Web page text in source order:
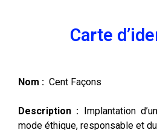
Carte
Nom : Cent Façons
Description : Implantation
mode éthique, responsable et